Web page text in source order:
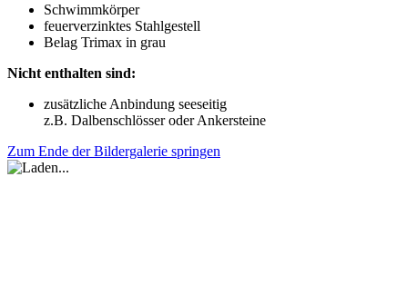
Schwimmkörper
feuerverzinktes Stahlgestell
Belag Trimax in grau
Nicht enthalten sind:
zusätzliche Anbindung seeseitig
z.B. Dalbenschlösser oder Ankersteine
Zum Ende der Bildergalerie springen